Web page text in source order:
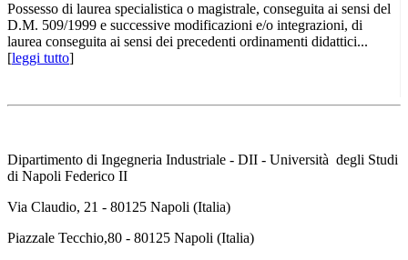
Possesso di laurea specialistica o magistrale, conseguita ai sensi del
D.M. 509/1999 e successive modificazioni e/o integrazioni, di
laurea conseguita ai sensi dei precedenti ordinamenti didattici...
[leggi tutto]
Dipartimento di Ingegneria Industriale - DII - Università degli Studi
di Napoli Federico II
Via Claudio, 21 - 80125 Napoli (Italia)
Piazzale Tecchio,80 - 80125 Napoli (Italia)